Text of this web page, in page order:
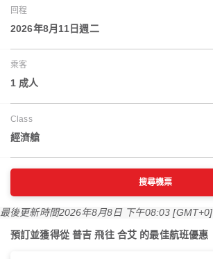
回程
2026年8月11日週二
乘客
1 成人
Class
經濟艙
搜尋機票
最後更新時間2026年8月8日 下午08:03 [GMT+0]
預訂並獲得從 普吉 飛往 合艾 的最佳航班優惠